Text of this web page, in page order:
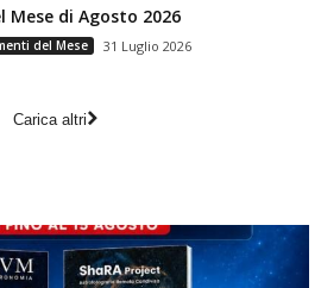
Mese di Agosto 2026
del Mese 31 Luglio 2026
Carica altri